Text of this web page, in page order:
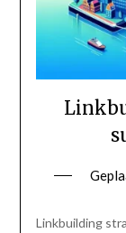
Linkbuilding